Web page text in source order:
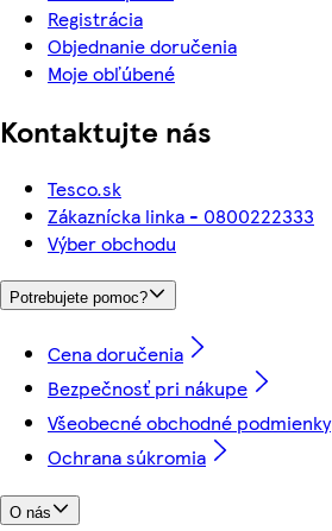
Registrácia
Objednanie doručenia
Moje obľúbené
Kontaktujte nás
Tesco.sk
Zákaznícka linka - 0800222333
Výber obchodu
Potrebujete pomoc?
Cena doručenia
Bezpečnosť pri nákupe
Všeobecné obchodné podmienky
Ochrana súkromia
O nás